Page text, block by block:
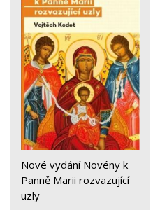
Nové vydání Novény k
Panně Marii rozvazující
uzly